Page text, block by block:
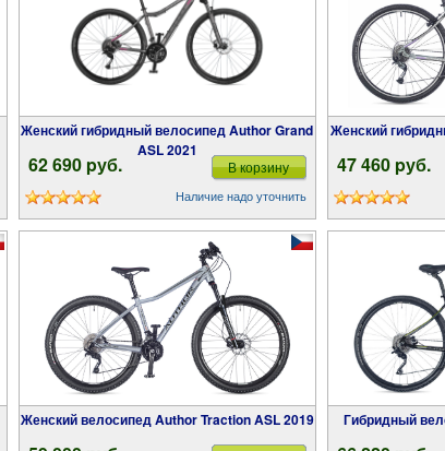
Женский гибридный велосипед Author Grand
ASL 2021
62 690 pуб. В корзину
Наличие надо уточнить
Женский гибридный велосипед Author Grand
47 460 pуб.
Женский велосипед Author Traction ASL 2019
Гибридный велосипед Author Airline ASL